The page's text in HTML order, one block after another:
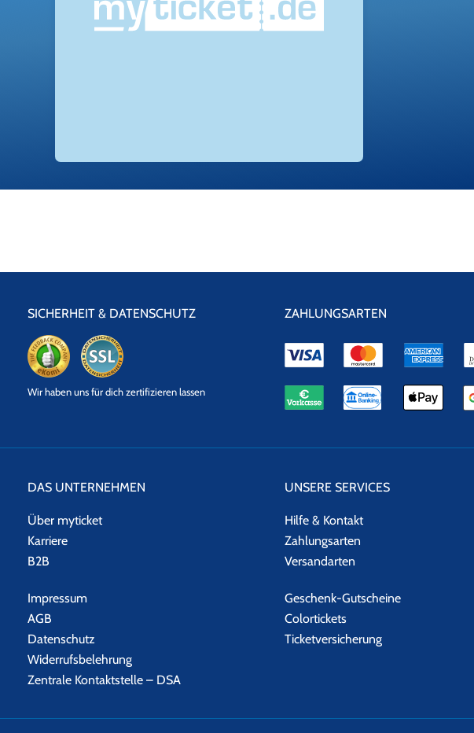
SICHERHEIT & DATENSCHUTZ
Datensicherheit
Wir haben uns für dich zertifizieren lassen
ZAHLUNGSARTEN
DAS UNTERNEHMEN
Über myticket
Karriere
B2B
Impressum
AGB
Datenschutz
Widerrufsbelehrung
Zentrale Kontaktstelle – DSA
UNSERE SERVICES
Hilfe & Kontakt
Zahlungsarten
Versandarten
Geschenk-Gutscheine
Colortickets
Ticketversicherung